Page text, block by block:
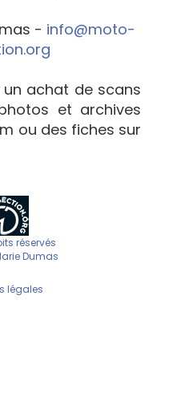
- info@moto-
achat de scans
et archives
ou des fiches sur
réservés
Dumas
légales